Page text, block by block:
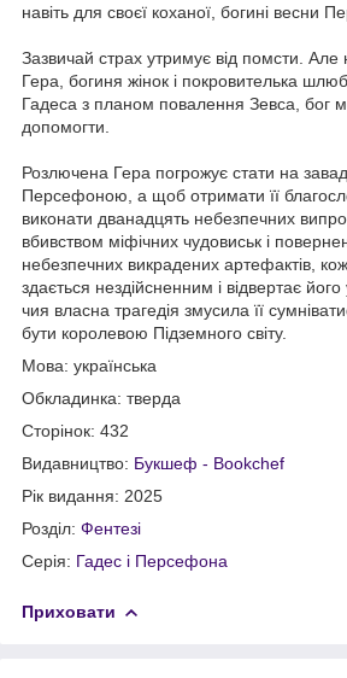
навіть для своєї коханої, богині весни
Зазвичай страх утримує від помсти. Але
Гера, богиня жінок і покровителька
Гадеса з планом повалення Зевса, бог
допомогти.
Розлючена Гера погрожує стати на
Персефоною, а щоб отримати її
виконати дванадцять небезпечних
вбивством міфічних чудовиськ і
небезпечних викрадених артефактів,
здається нездійсненним і відвертає
чия власна трагедія змусила її
бути королевою Підземного світу.
Мова: українська
Обкладинка: тверда
Сторінок: 432
Видавництво: Букшеф - Bookchef
Рік видання: 2025
Розділ: Фентезі
Серія: Гадес і Персефона
Приховати